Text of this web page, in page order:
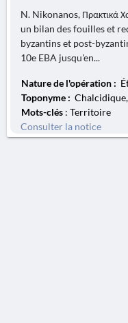
N. Nikonanos, Πρακτικά
un bilan des fouilles et
byzantins et post-
10e EBA jusqu'en...
Nature de l'opération :
Toponyme :
Mots-clés : Territoire
Consulter la notice